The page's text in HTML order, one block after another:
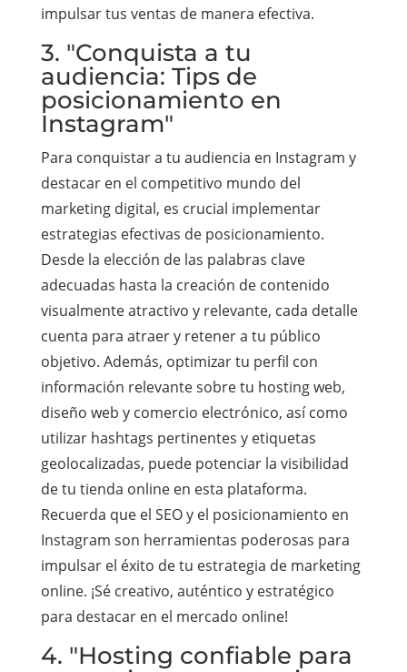
impulsar tus ventas de manera efectiva.
3. "Conquista a tu
audiencia: Tips de
posicionamiento en
Instagram"
Para conquistar a tu audiencia en Instagram y
destacar en el competitivo mundo del
marketing digital, es crucial implementar
estrategias efectivas de posicionamiento.
Desde la elección de las palabras clave
adecuadas hasta la creación de contenido
visualmente atractivo y relevante, cada detalle
cuenta para atraer y retener a tu público
objetivo. Además, optimizar tu perfil con
información relevante sobre tu hosting web,
diseño web y comercio electrónico, así como
utilizar hashtags pertinentes y etiquetas
geolocalizadas, puede potenciar la visibilidad
de tu tienda online en esta plataforma.
Recuerda que el SEO y el posicionamiento en
Instagram son herramientas poderosas para
impulsar el éxito de tu estrategia de marketing
online. ¡Sé creativo, auténtico y estratégico
para destacar en el mercado online!
4. "Hosting confiable para